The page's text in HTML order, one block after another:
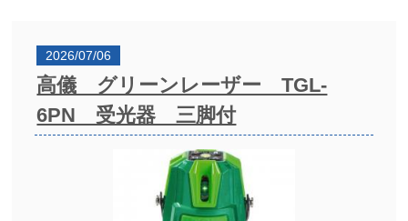
2026/07/06
高儀 グリーンレーザー TGL-
6PN 受光器 三脚付